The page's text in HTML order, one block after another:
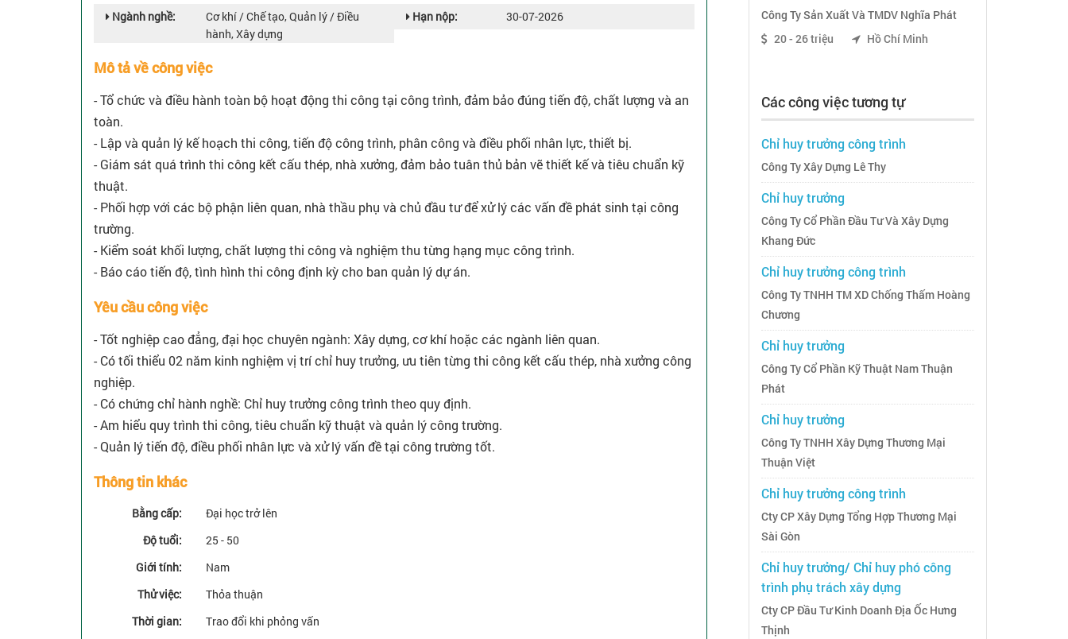
Ngành nghề:
Cơ khí / Chế tạo, Quản lý / Điều
hành, Xây dựng
Hạn nộp:
30-07-2026
Mô tả về công việc
- Tổ chức và điều hành toàn bộ hoạt động thi công tại công trình, đảm bảo đúng tiến độ, chất lượng và an
toàn.
- Lập và quản lý kế hoạch thi công, tiến độ công trình, phân công và điều phối nhân lực, thiết bị.
- Giám sát quá trình thi công kết cấu thép, nhà xưởng, đảm bảo tuân thủ bản vẽ thiết kế và tiêu chuẩn kỹ
thuật.
- Phối hợp với các bộ phận liên quan, nhà thầu phụ và chủ đầu tư để xử lý các vấn đề phát sinh tại công
trường.
- Kiểm soát khối lượng, chất lượng thi công và nghiệm thu từng hạng mục công trình.
- Báo cáo tiến độ, tình hình thi công định kỳ cho ban quản lý dự án.
Yêu cầu công việc
- Tốt nghiệp cao đẳng, đại học chuyên ngành: Xây dựng, cơ khí hoặc các ngành liên quan.
- Có tối thiểu 02 năm kinh nghiệm vị trí chỉ huy trưởng, ưu tiên từng thi công kết cấu thép, nhà xưởng công
nghiệp.
- Có chứng chỉ hành nghề: Chỉ huy trưởng công trình theo quy định.
- Am hiểu quy trình thi công, tiêu chuẩn kỹ thuật và quản lý công trường.
- Quản lý tiến độ, điều phối nhân lực và xử lý vấn đề tại công trường tốt.
Thông tin khác
Bằng cấp:
Đại học trở lên
Độ tuổi:
25 - 50
Giới tính:
Nam
Thử việc:
Thỏa thuận
Thời gian:
Trao đổi khi phỏng vấn
Công Ty Sản Xuất Và TMDV Nghĩa Phát
20 - 26 triệu
Hồ Chí Minh
Các công việc tương tự
Chỉ huy trưởng công trình
Công Ty Xây Dựng Lê Thy
Chỉ huy trưởng
Công Ty Cổ Phần Đầu Tư Và Xây Dựng
Khang Đức
Chỉ huy trưởng công trình
Công Ty TNHH TM XD Chống Thấm Hoàng
Chương
Chỉ huy trưởng
Công Ty Cổ Phần Kỹ Thuật Nam Thuận
Phát
Chỉ huy trưởng
Công Ty TNHH Xây Dựng Thương Mại
Thuận Việt
Chỉ huy trưởng công trình
Cty CP Xây Dựng Tổng Hợp Thương Mại
Sài Gòn
Chỉ huy trưởng/ Chỉ huy phó công
trình phụ trách xây dựng
Cty CP Đầu Tư Kinh Doanh Địa Ốc Hưng
Thịnh